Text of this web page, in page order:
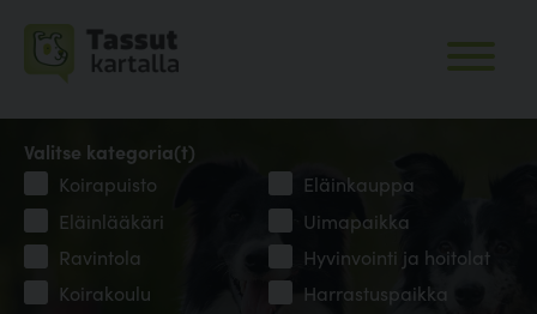
Valitse kategoria(t)
Koirapuisto
Eläinkauppa
Eläinlääkäri
Uimapaikka
Ravintola
Hyvinvointi ja hoitolat
Koirakoulu
Harrastuspaikka